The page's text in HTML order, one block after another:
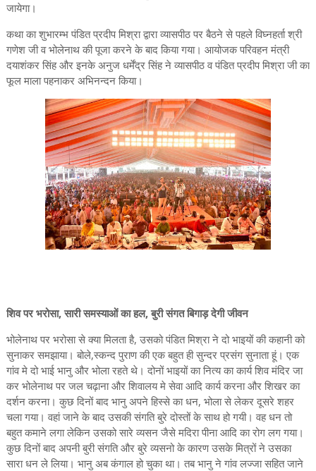
जायेगा।
कथा का शुभारम्भ पंडित प्रदीप मिश्रा द्वारा व्यासपीठ पर बैठने से पहले विघ्नहर्ता श्री
गणेश जी व भोलेनाथ की पूजा करने के बाद किया गया। आयोजक परिवहन मंत्री
दयाशंकर सिंह और इनके अनुज धर्मेंद्र सिंह ने व्यासपीठ व पंडित प्रदीप मिश्रा जी का
फूल माला पहनाकर अभिनन्दन किया।
शिव पर भरोसा, सारी समस्याओं का हल, बुरी संगत बिगाड़ देगी जीवन
भोलेनाथ पर भरोसा से क्या मिलता है, उसको पंडित मिश्रा ने दो भाइयों की कहानी को
सुनाकर समझाया। बोले,स्कन्द पुराण की एक बहुत ही सुन्दर प्रसंग सुनाता हूं। एक
गांव मे दो भाई भानु और भोला रहते थे। दोनों भाइयों का नित्य का कार्य शिव मंदिर जा
कर भोलेनाथ पर जल चढ़ाना और शिवालय मे सेवा आदि कार्य करना और शिखर का
दर्शन करना। कुछ दिनों बाद भानु अपने हिस्से का धन, भोला से लेकर दूसरे शहर
चला गया। वहां जाने के बाद उसकी संगति बुरे दोस्तों के साथ हो गयी। वह धन तो
बहुत कमाने लगा लेकिन उसको सारे व्यसन जैसे मदिरा पीना आदि का रोग लग गया।
कुछ दिनों बाद अपनी बुरी संगति और बुरे व्यसनो के कारण उसके मित्रों ने उसका
सारा धन ले लिया। भानु अब कंगाल हो चुका था। तब भानु ने गांव लज्जा सहित जाने